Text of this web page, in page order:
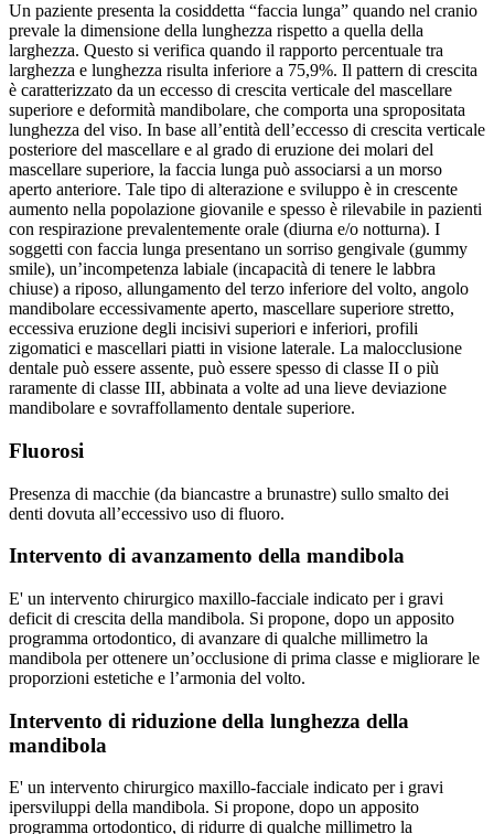
Un paziente presenta la cosiddetta “faccia lunga” quando nel cranio
prevale la dimensione della lunghezza rispetto a quella della
larghezza. Questo si verifica quando il rapporto percentuale tra
larghezza e lunghezza risulta inferiore a 75,9%. Il pattern di crescita
è caratterizzato da un eccesso di crescita verticale del mascellare
superiore e deformità mandibolare, che comporta una spropositata
lunghezza del viso. In base all’entità dell’eccesso di crescita verticale
posteriore del mascellare e al grado di eruzione dei molari del
mascellare superiore, la faccia lunga può associarsi a un morso
aperto anteriore. Tale tipo di alterazione e sviluppo è in crescente
aumento nella popolazione giovanile e spesso è rilevabile in pazienti
con respirazione prevalentemente orale (diurna e/o notturna). I
soggetti con faccia lunga presentano un sorriso gengivale (gummy
smile), un’incompetenza labiale (incapacità di tenere le labbra
chiuse) a riposo, allungamento del terzo inferiore del volto, angolo
mandibolare eccessivamente aperto, mascellare superiore stretto,
eccessiva eruzione degli incisivi superiori e inferiori, profili
zigomatici e mascellari piatti in visione laterale. La malocclusione
dentale può essere assente, può essere spesso di classe II o più
raramente di classe III, abbinata a volte ad una lieve deviazione
mandibolare e sovraffollamento dentale superiore.
Fluorosi
Presenza di macchie (da biancastre a brunastre) sullo smalto dei
denti dovuta all’eccessivo uso di fluoro.
Intervento di avanzamento della mandibola
E' un intervento chirurgico maxillo-facciale indicato per i gravi
deficit di crescita della mandibola. Si propone, dopo un apposito
programma ortodontico, di avanzare di qualche millimetro la
mandibola per ottenere un’occlusione di prima classe e migliorare le
proporzioni estetiche e l’armonia del volto.
Intervento di riduzione della lunghezza della
mandibola
E' un intervento chirurgico maxillo-facciale indicato per i gravi
ipersviluppi della mandibola. Si propone, dopo un apposito
programma ortodontico, di ridurre di qualche millimetro la